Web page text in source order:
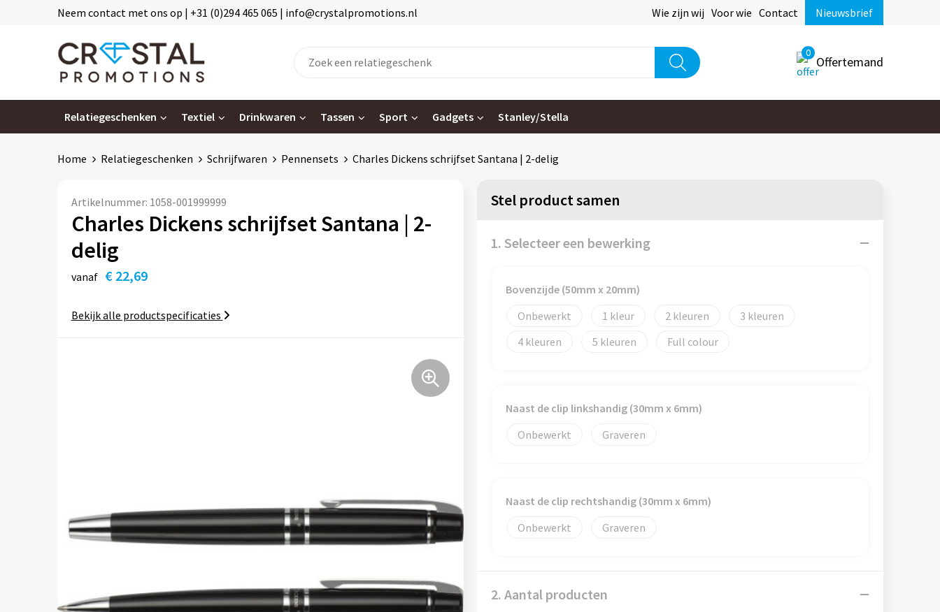
Neem contact met ons op | +31 (0)294 465 065 | info@crystalpromotions.nl Wie zijn wij Voor wie Contact Nieuwsbrief
0
Offertemand
Relatiegeschenken Textiel Drinkwaren Tassen Sport Gadgets Stanley/Stella
Home Relatiegeschenken Schrijfwaren Pennensets Charles Dickens schrijfset Santana | 2-delig
Artikelnummer: 1058-001999999
Charles Dickens schrijfset Santana | 2-
delig
vanaf € 22,69
Bekijk alle productspecificaties
Stel product samen
1. Selecteer een bewerking
Bovenzijde (50mm x 20mm)
Onbewerkt
1 2
3
4
5 Full colour
Naast de clip linkshandig (30mm x 6mm)
Onbewerkt
Graveren
Naast de clip rechtshandig (30mm x 6mm)
Onbewerkt
Graveren
2. Aantal producten